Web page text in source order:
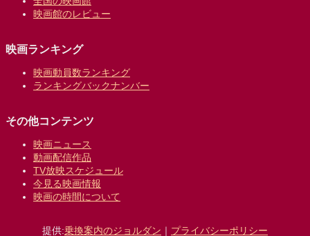
映画館のレビュー
映画ランキング
映画動員数ランキング
ランキングバックナンバー
その他コンテンツ
映画ニュース
動画配信作品
TV放映スケジュール
今見る映画情報
映画の時間について
提供:乗換案内のジョルダン ｜ プライバシーポリシー